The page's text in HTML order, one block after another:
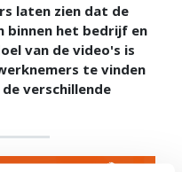
laten zien dat de
binnen het bedrijf en
van de video's is
te vinden
verschillende